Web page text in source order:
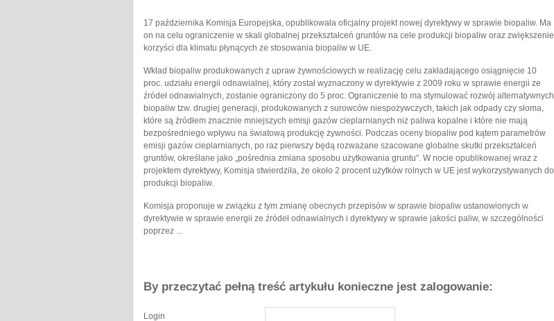
17 października Komisja Europejska, opublikowała oficjalny projekt nowej dyrektywy w sprawie biopaliw. Ma
on na celu ograniczenie w skali globalnej przekształceń gruntów na cele produkcji biopaliw oraz zwiększenie
korzyści dla klimatu płynących ze stosowania biopaliw w UE.
Wkład biopaliw produkowanych z upraw żywnościowych w realizację celu zakładającego osiągnięcie 10
proc. udziału energii odnawialnej, który został wyznaczony w dyrektywie z 2009 roku w sprawie energii ze
źródeł odnawialnych, zostanie ograniczony do 5 proc. Ograniczenie to ma stymulować rozwój alternatywnych
biopaliw tzw. drugiej generacji, produkowanych z surowców niespożywczych, takich jak odpady czy słoma,
które są źródłem znacznie mniejszych emisji gazów cieplarnianych niż paliwa kopalne i które nie mają
bezpośredniego wpływu na światową produkcję żywności. Podczas oceny biopaliw pod kątem parametrów
emisji gazów cieplarnianych, po raz pierwszy będą rozważane szacowane globalne skutki przekształceń
gruntów, określane jako „pośrednia zmiana sposobu użytkowania gruntu". W nocie opublikowanej wraz z
projektem dyrektywy, Komisja stwierdziła, że około 2 procent użytków rolnych w UE jest wykorzystywanych do
produkcji biopaliw.
Komisja proponuje w związku z tym zmianę obecnych przepisów w sprawie biopaliw ustanowionych w
dyrektywie w sprawie energii ze źródeł odnawialnych i dyrektywy w sprawie jakości paliw, w szczególności
poprzez ...
By przeczytać pełną treść artykułu konieczne jest zalogowanie:
Login